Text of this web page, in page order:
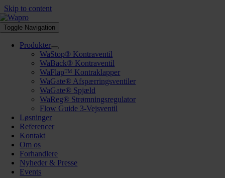
Skip to content
Toggle Navigation
Produkter
WaStop® Kontraventil
WaBack® Kontraventil
WaFlap™ Kontraklapper
WaGate® Afspærringsventiler
WaGate® Spjæld
WaReg® Strømningsregulator
Flow Guide 3-Vejsventil
Løsninger
Referencer
Kontakt
Om os
Forhandlere
Nyheder & Presse
Events